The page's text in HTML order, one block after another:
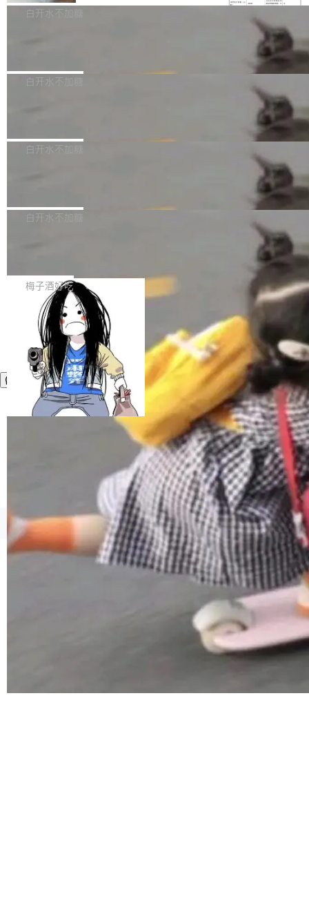
计是基于早期模型的能力—...
可以用来分析、提炼、审阅、建议，但不能用来
不得生成涉及安全性的关键变更，除非作者本身
有限公司披露IPO发行价格及战略配售结果，杭
36个月。 公告显示，本次宇树科技战略配售对
员工参与设立的专项资产管理计划。其中，Dee
获配9...
白开水不加糖
Bug fixes and enhancements 修复多次传递同
一个回归问题，该问题导致拉取镜像时会拒绝包
题，该问题可能导致在旧版 Linux 内核...
白开水不加糖
e 孵化器项目管理委员会（IPMC）投票中获得
P）！这一里程碑不仅标志着 Fluss 迈入新的发
白开水不加糖
长期停止内容更新，未能实现其作为“AI版维基百
提交的编辑请求也长期处于待处理状态。 Groki
pedia 于去年底上线，定位为由人工智能生成内
容的百科平台，被马斯克视为传统众包百科网站
维基百科的替代方案。Lawfare 调查发现，无论
热门页面还是低关注度页面，均未出现近期更
新，相关问题并非局限于特定领域，而是在不同
主题和访问量页面中普遍存在。 调查人员最初认
为，Grokipedia可能只是限...
白开水不加糖
是这样的：配 MessageSource 的 Bean、写 R
eloadableResourceBundleMessageSource、
声明 LocaleResolver、注册 LocaleChangeInt
erceptor…五六步之后才能看到第一行翻译文
本。 Solon 换了个方式。整个 i18n 模块围绕三
个解析器、一个注解、一个工具类展开——没有
XML、没有拦截器注册、没有样板配置。 资源
文件的约定 把文件放到 resources/i18n/ 下： r
esources/i18n/messages.properties ...
梅子酒好吃
©OSCHINA(OSChina.NET) 京ICP备2025119063号